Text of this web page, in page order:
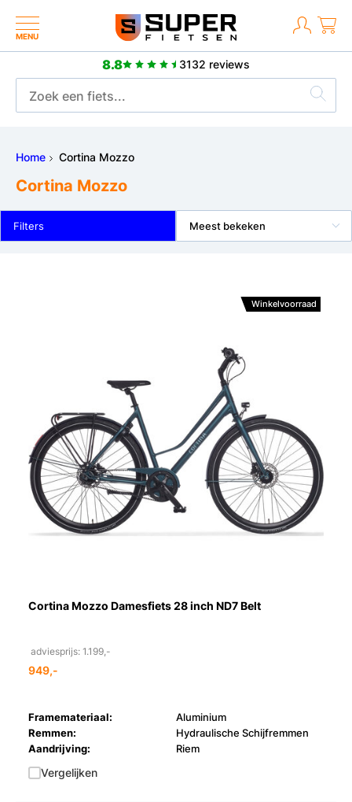
MENU
8.8 3132 reviews
Home Cortina Mozzo
Cortina Mozzo
Filters Meest bekeken
Winkelvoorraad
Cortina Mozzo Damesfiets 28 inch ND7 Belt
adviesprijs: 1.199,-
949,-
Framemateriaal:
Aluminium
Remmen:
Hydraulische Schijfremmen
Aandrijving:
Riem
Vergelijken